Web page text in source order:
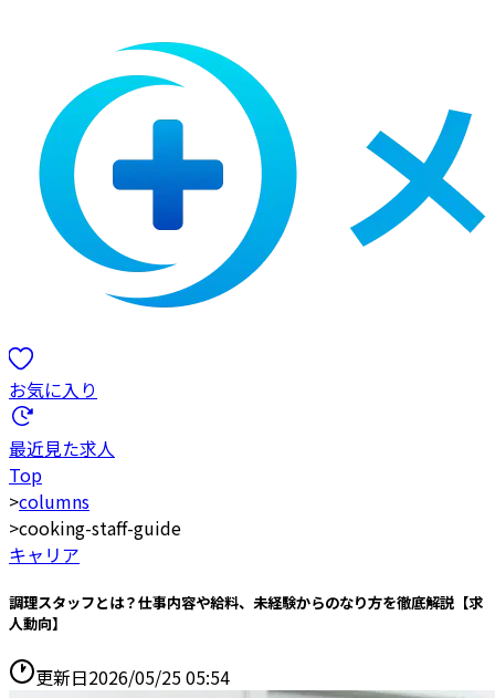
お気に入り
最近見た求人
Top
>columns
>cooking-staff-guide
キャリア
調理スタッフとは？仕事内容や給料、未経験からのなり方を徹底解説【求
人動向】
更新日2026/05/25 05:54